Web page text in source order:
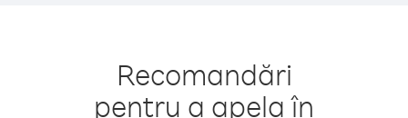
Recomandări
pentru a apela în